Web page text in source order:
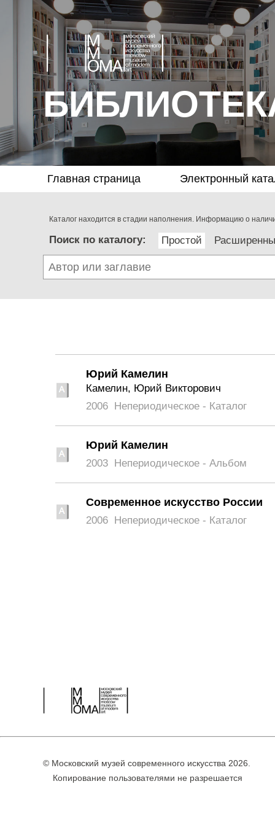
Главная страница Электронный
Каталог находится в стадии наполнения. Информацию о
Поиск по каталогу: Простой
Юрий Камелин
Камелин, Юрий Викторович
2006 Непериодическое - Каталог
Юрий Камелин
2003 Непериодическое - Альбом
Современное искусство России
2006 Непериодическое - Каталог
© Московский музей современного искусства 2026.
Копирование пользователями не разрешается